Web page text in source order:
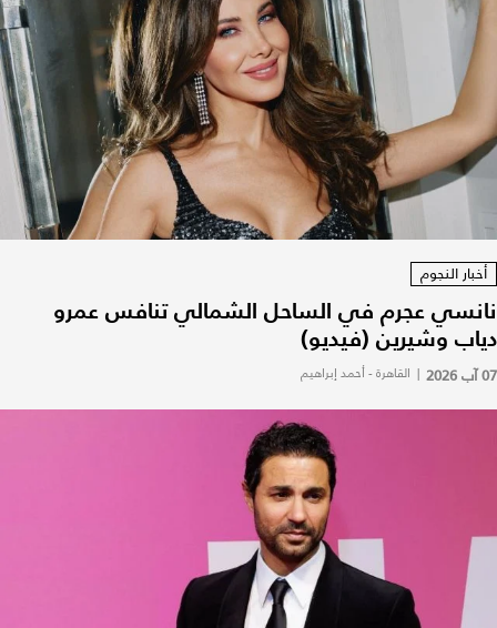
أخبار النجوم
نانسي عجرم في الساحل الشمالي تنافس عمرو
دياب وشيرين (فيديو)
07 آب 2026 | القاهرة - أحمد إبراهيم